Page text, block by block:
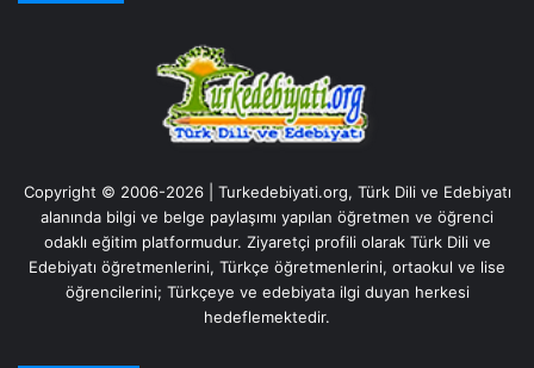
Copyright © 2006-2026 | Turkedebiyati.org, Türk Dili ve Edebiyatı
alanında bilgi ve belge paylaşımı yapılan öğretmen ve öğrenci
odaklı eğitim platformudur. Ziyaretçi profili olarak Türk Dili ve
Edebiyatı öğretmenlerini, Türkçe öğretmenlerini, ortaokul ve lise
öğrencilerini; Türkçeye ve edebiyata ilgi duyan herkesi
hedeflemektedir.